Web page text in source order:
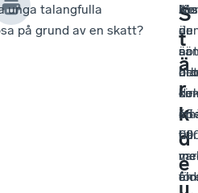
unga talangfulla
på grund av en skatt?
nu
är
det
45
S
t
ä
r
k
d
e
är
de
till
en